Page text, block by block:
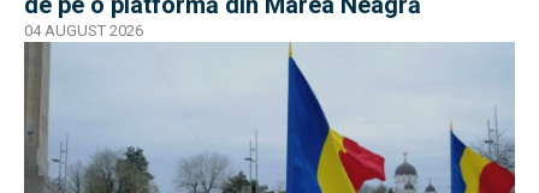
04 AUGUST 2026